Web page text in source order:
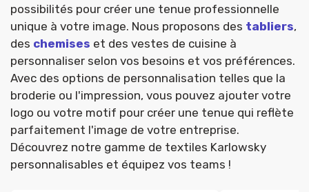
possibilités pour créer une tenue professionnelle
unique à votre image. Nous proposons des tabliers,
des chemises et des vestes de cuisine à
personnaliser selon vos besoins et vos préférences.
Avec des options de personnalisation telles que la
broderie ou l'impression, vous pouvez ajouter votre
logo ou votre motif pour créer une tenue qui reflète
parfaitement l'image de votre entreprise.
Découvrez notre gamme de textiles Karlowsky
personnalisables et équipez vos teams !